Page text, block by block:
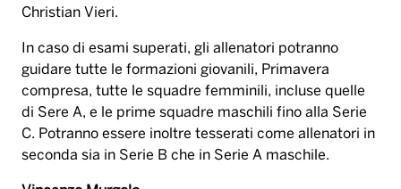
Christian Vieri.
In caso di esami superati, gli allenatori potranno
guidare tutte le formazioni giovanili, Primavera
compresa, tutte le squadre femminili, incluse quelle
di Sere A, e le prime squadre maschili fino alla Serie
C. Potranno essere inoltre tesserati come allenatori in
seconda sia in Serie B che in Serie A maschile.